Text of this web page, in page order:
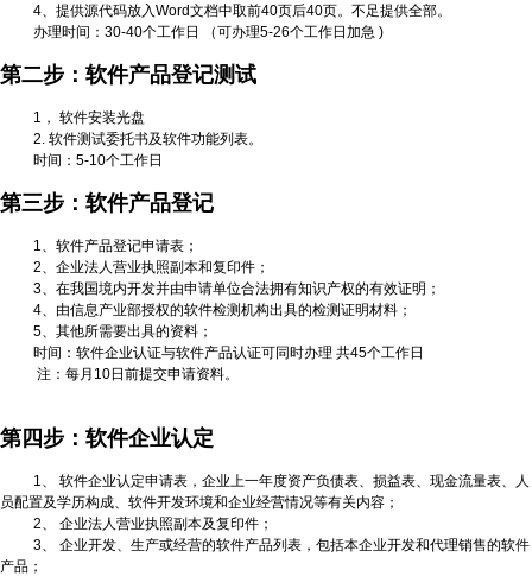
4、提供源代码放入Word文档中取前40页后40页。不足提供全部。
办理时间： 30-40个工作日 （可办理5-26个工作日加急 )
第二步：软件产品登记测试
1 ， 软件安装光盘
2. 软件测试委托书及软件功能列表。
时间： 5-10个工作日
第三步：软件产品登记
1
、软件产品登记申请表；
2 、企业法人营业执照副本和复印件；
3 、在我国境内开发并由申请单位合法拥有知识产权的有效证明；
4 、由信息产业部授权的软件检测机构出具的检测证明材料；
5 、其他所需要出具的资料；
时间：软件企业认证与软件产品认证可同时办理 共45个工作日
注：每月 10日前提交申请资料。
第四步：软件企业认定
1
、 软件企业认定申请表，企业上一年度资产负债表、损益表、现金流量表、人
员配置及学历构成、软件开发环境和企业经营情况等有关内容；
2 、 企业法人营业执照副本及复印件；
3 、 企业开发、生产或经营的软件产品列表，包括本企业开发和代理销售的软件
产品；